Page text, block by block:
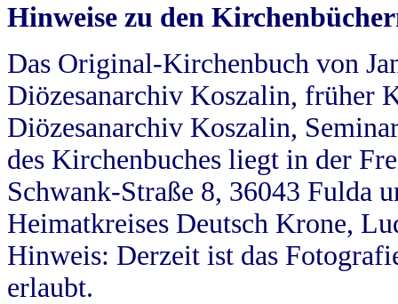
Hinweise zu den
Das Original-Kirchenbuch von
Diözesanarchiv Koszalin, früher
Diözesanarchiv Koszalin,
des Kirchenbuches liegt in der
Schwank-Straße 8, 36043 Fulda
Heimatkreises Deutsch Krone,
Hinweis: Derzeit ist das
erlaubt.